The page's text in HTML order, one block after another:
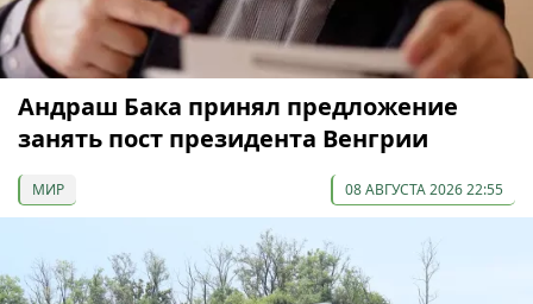
Андраш Бака принял предложение
занять пост президента Венгрии
МИР 08 АВГУСТА 2026 22:55